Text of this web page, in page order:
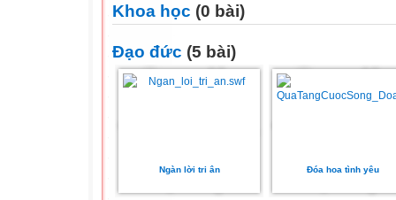
Khoa học (0 bài)
Đạo đức (5 bài)
Ngàn lời tri ân Đóa hoa tình yêu